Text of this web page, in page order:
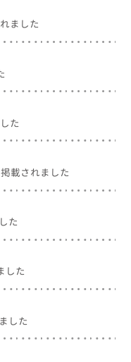
ました
た
載されました
た
した
した